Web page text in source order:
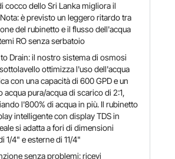
cocco dello Sri Lanka migliora il
è previsto un leggero ritardo tra
del rubinetto e il flusso dell'acqua
RO senza serbatoio
to Drain: il nostro sistema di osmosi
ottimizza l'uso dell'acqua
con una capacità di 600 GPD e un
acqua pura/acqua di scarico di 2:1,
l'800% di acqua in più. Il rubinetto
intelligente con display TDS in
si adatta a fori di dimensioni
1/4" e esterne di 11/4"
senza problemi: ricevi